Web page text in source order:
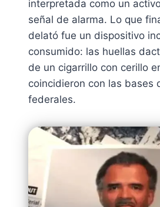
interpretada como un
señal de alarma. Lo que
delató fue un dispositivo
consumido: las huellas
de un cigarrillo con cerillo
coincidieron con las bases
federales.